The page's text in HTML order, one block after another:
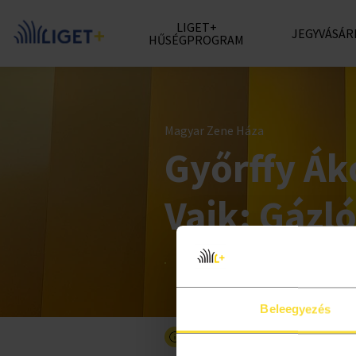
Beleegyezés
LIGET+
HŰSÉGPROGRAM
Magyar Zene Háza
Győrffy
Vajk: Gázló
Részletesebben a